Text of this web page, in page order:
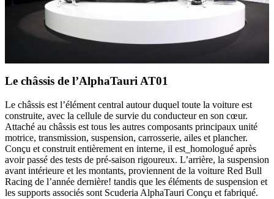
Le châssis de l’AlphaTauri AT01
Le châssis est l’élément central autour duquel toute la voiture est
construite, avec la cellule de survie du conducteur en son cœur.
Attaché au châssis est tous les autres composants principaux unité
motrice, transmission, suspension, carrosserie, ailes et plancher.
Conçu et construit entièrement en interne, il est_homologué après
avoir passé des tests de pré-saison rigoureux. L’arrière, la suspension
avant intérieure et les montants, proviennent de la voiture Red Bull
Racing de l’année dernière! tandis que les éléments de suspension et
les supports associés sont Scuderia AlphaTauri Conçu et fabriqué.